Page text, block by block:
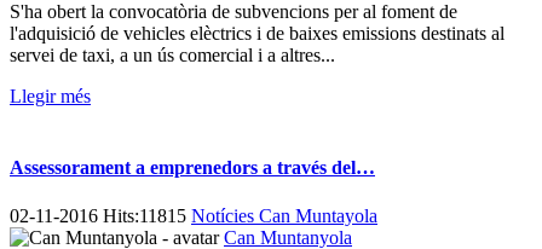
S'ha obert la convocatòria de subvencions per al foment de
l'adquisició de vehicles elèctrics i de baixes emissions destinats al
servei de taxi, a un ús comercial i a altres...
Llegir més
Assessorament a emprenedors a través del…
02-11-2016 Hits:11815 Notícies Can Muntayola
Can Muntanyola